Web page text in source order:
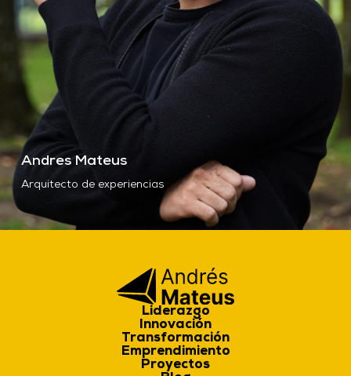
Andres Mateus
Arquitecto de experiencias
Liderazgo
Innovación
Transformación
Emprendimiento
Proyectos